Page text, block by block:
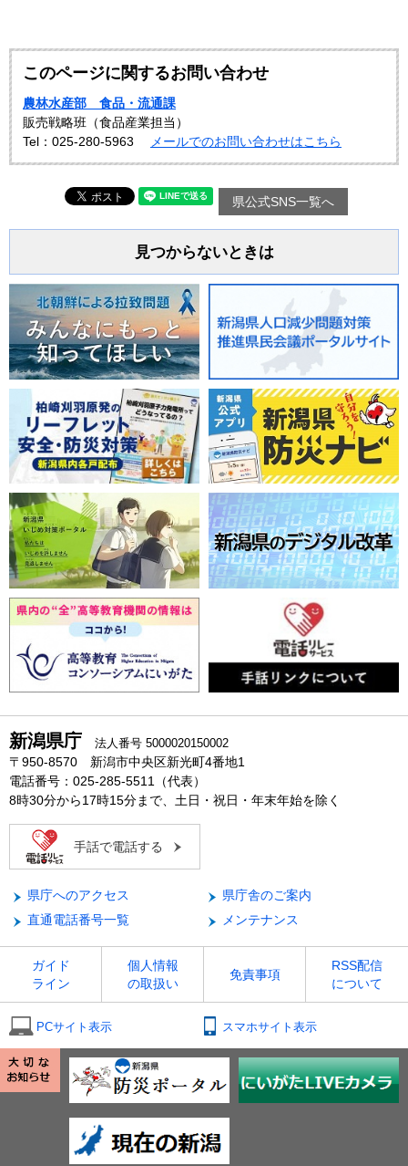
このページに関するお問い合わせ
農林水産部 食品・流通課
販売戦略班（食品産業担当）
Tel：025-280-5963
メールでのお問い合わせはこちら
県公式SNS一覧へ
見つからないときは
新潟県庁 法人番号 5000020150002
〒950-8570 新潟市中央区新光町4番地1
電話番号：025-285-5511（代表）
8時30分から17時15分まで、土日・祝日・年末年始を除く
手話で電話する
県庁へのアクセス
県庁舎のご案内
直通電話番号一覧
メンテナンス
ガイド
ライン
個人情報
の取扱い
免責事項
RSS配信
について
PCサイト表示 スマホサイト表示